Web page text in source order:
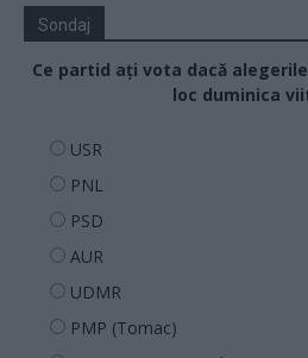
Sondaj
Ce partid ați vota dacă
loc duminica
USR
PNL
PSD
AUR
UDMR
PMP (Tomac)